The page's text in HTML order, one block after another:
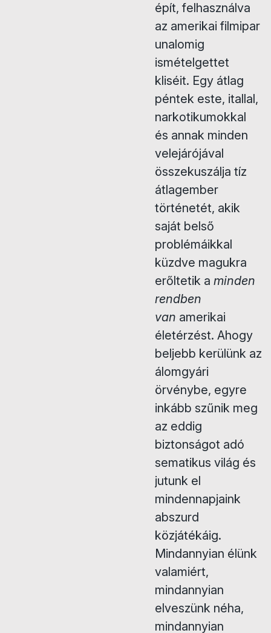
épít, felhasználva
az amerikai filmipar
unalomig
ismételgettet
kliséit. Egy átlag
péntek este, itallal,
narkotikumokkal
és annak minden
velejárójával
összekuszálja tíz
átlagember
történetét, akik
saját belső
problémáikkal
küzdve magukra
erőltetik a minden
rendben
van amerikai
életérzést. Ahogy
beljebb kerülünk az
álomgyári
örvénybe, egyre
inkább szűnik meg
az eddig
biztonságot adó
sematikus világ és
jutunk el
mindennapjaink
abszurd
közjátékáig.
Mindannyian élünk
valamiért,
mindannyian
elveszünk néha,
mindannyian